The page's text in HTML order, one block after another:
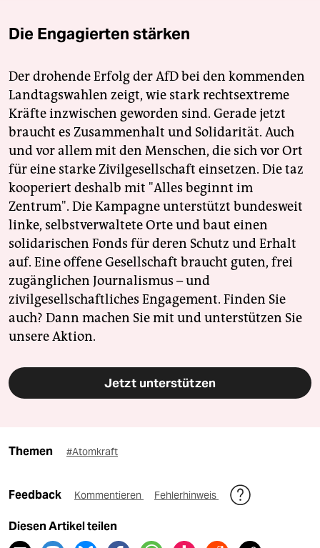
Die Engagierten stärken
Der drohende Erfolg der AfD bei den kommenden
Landtagswahlen zeigt, wie stark rechtsextreme
Kräfte inzwischen geworden sind. Gerade jetzt
braucht es Zusammenhalt und Solidarität. Auch
und vor allem mit den Menschen, die sich vor Ort
für eine starke Zivilgesellschaft einsetzen. Die taz
kooperiert deshalb mit "Alles beginnt im
Zentrum". Die Kampagne unterstützt bundesweit
linke, selbstverwaltete Orte und baut einen
solidarischen Fonds für deren Schutz und Erhalt
auf. Eine offene Gesellschaft braucht guten, frei
zugänglichen Journalismus – und
zivilgesellschaftliches Engagement. Finden Sie
auch? Dann machen Sie mit und unterstützen Sie
unsere Aktion.
Jetzt unterstützen
Themen #Atomkraft
Feedback Kommentieren Fehlerhinweis
Diesen Artikel teilen